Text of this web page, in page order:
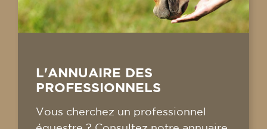
L'ANNUAIRE DES
PROFESSIONNELS
Vous cherchez un professionnel